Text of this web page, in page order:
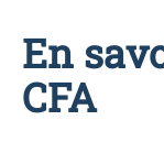
En
CFA